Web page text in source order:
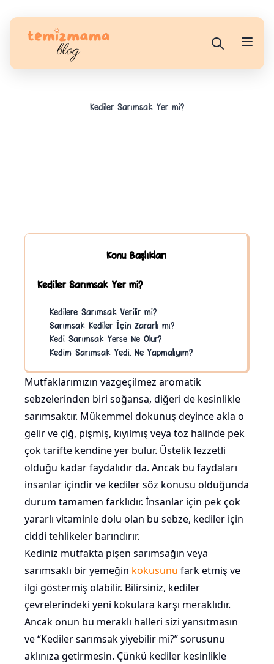
Kediler Sarımsak Yer mi?
Konu Başlıkları
Kediler Sarımsak Yer mi?
Kedilere Sarımsak Verilir mi?
Sarımsak Kediler İçin Zararlı mı?
Kedi Sarımsak Yerse Ne Olur?
Kedim Sarımsak Yedi, Ne Yapmalıyım?
Mutfaklarımızın vazgeçilmez aromatik
sebzelerinden biri soğansa, diğeri de kesinlikle
sarımsaktır. Mükemmel dokunuş deyince akla o
gelir ve çiğ, pişmiş, kıyılmış veya toz halinde pek
çok tarifte kendine yer bulur. Üstelik lezzetli
olduğu kadar faydalıdır da. Ancak bu faydaları
insanlar içindir ve kediler söz konusu olduğunda
durum tamamen farklıdır. İnsanlar için pek çok
yararlı vitaminle dolu olan bu sebze, kediler için
ciddi tehlikeler barındırır.
Kediniz mutfakta pişen sarımsağın veya
sarımsaklı bir yemeğin kokusunu fark etmiş ve
ilgi göstermiş olabilir. Bilirsiniz, kediler
çevrelerindeki yeni kokulara karşı meraklıdır.
Ancak onun bu meraklı halleri sizi yansıtmasın
ve “Kediler sarımsak yiyebilir mi?” sorusunu
aklınıza getirmesin. Çünkü kediler kesinlikle